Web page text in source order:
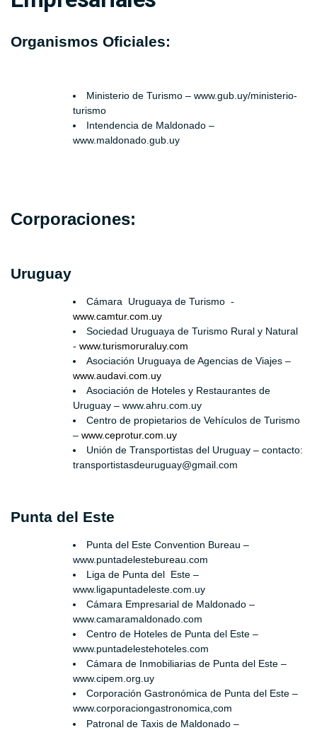
Organismos Oficiales:
Ministerio de Turismo – www.gub.uy/ministerio-
turismo
Intendencia de Maldonado –
www.maldonado.gub.uy
Corporaciones:
Uruguay
Cámara Uruguaya de Turismo -
www.camtur.com.uy
Sociedad Uruguaya de Turismo Rural y Natural
- www.turismoruraluy.com
Asociación Uruguaya de Agencias de Viajes –
www.audavi.com.uy
Asociación de Hoteles y Restaurantes de
Uruguay – www.ahru.com.uy
Centro de propietarios de Vehículos de Turismo
– www.ceprotur.com.uy
Unión de Transportistas del Uruguay – contacto:
transportistasdeuruguay@gmail.com
Punta del Este
Punta del Este Convention Bureau –
www.puntadelestebureau.com
Liga de Punta del Este –
www.ligapuntadeleste.com.uy
Cámara Empresarial de Maldonado –
www.camaramaldonado.com
Centro de Hoteles de Punta del Este –
www.puntadelestehoteles.com
Cámara de Inmobiliarias de Punta del Este –
www.cipem.org.uy
Corporación Gastronómica de Punta del Este –
www.corporaciongastronomica,com
Patronal de Taxis de Maldonado –